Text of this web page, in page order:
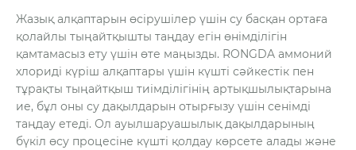
Жазық алқаптарын өсірушілер үшін су басқан ортаға
қолайлы тыңайтқышты таңдау егін өнімділігін
қамтамасыз ету үшін өте маңызды. RONGDA аммоний
хлориді күріш алқаптары үшін күшті сәйкестік пен
тұрақты тыңайтқыш тиімділігінің артықшылықтарына
ие, бұл оны су дақылдарын отырғызу үшін сенімді
таңдау етеді. Ол ауылшаруашылық дақылдарының
бүкіл өсу процесіне күшті қолдау көрсете алады және